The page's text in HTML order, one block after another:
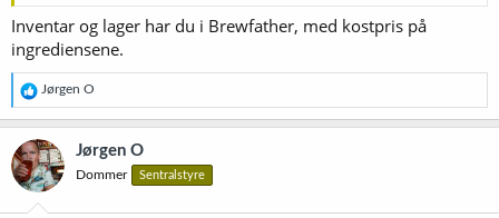
Inventar og lager har du i Brewfather, med kostpris på
ingrediensene.
R
e
a
k
s
j
o
Jørgen O
Jørgen O
Dommer Sentralstyre